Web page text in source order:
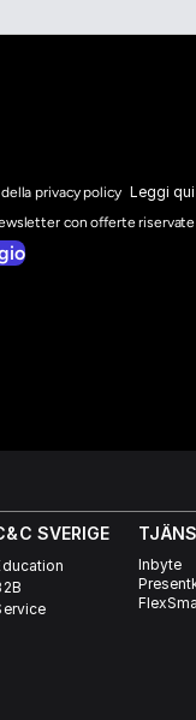
privacy policy Leggi qui
con offerte
SVERIGE
Inbyte